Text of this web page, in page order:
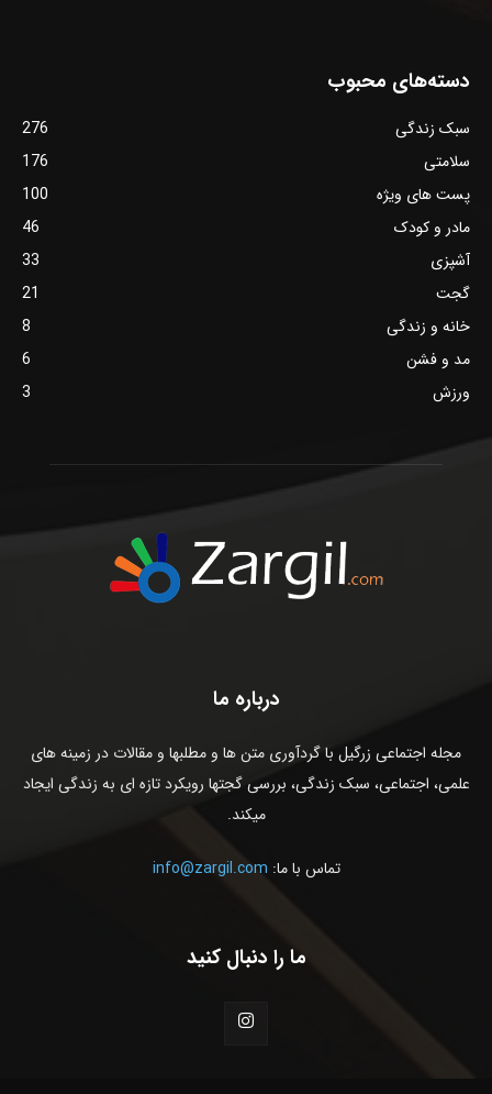
دسته‌های محبوب
سبک زندگی
276
سلامتی
176
پست های ویژه
100
مادر و کودک
46
آشپزی
33
گجت
21
خانه و زندگی
8
مد و فشن
6
ورزش
3
درباره ما
مجله اجتماعی زرگیل با گردآوری متن ها و مطلبها و مقالات در زمینه های
علمی، اجتماعی، سبک زندگی، بررسی گجتها رویکرد تازه ای به زندگی ایجاد
میکند.
تماس با ما: info@zargil.com
ما را دنبال کنید